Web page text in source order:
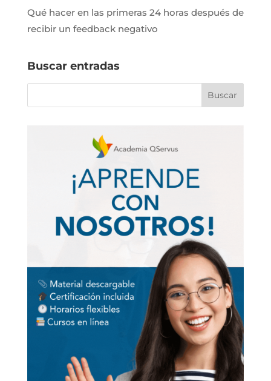
Qué hacer en las primeras 24 horas después de
recibir un feedback negativo
Buscar entradas